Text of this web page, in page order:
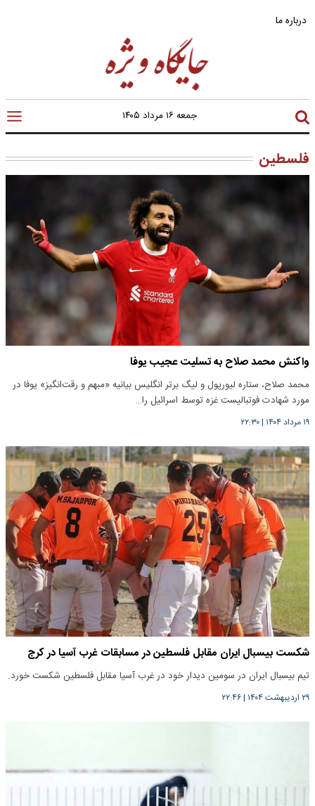
درباره ما
جمعه ۱۶ مرداد ۱۴۰۵
فلسطین
واکنش محمد صلاح به تسلیت عجیب یوفا
محمد صلاح، ستاره لیورپول و لیگ برتر انگلیس بیانیه «مبهم و رقت‌انگیز» یوفا در
مورد شهادت فوتبالیست غزه توسط اسرائیل را…
۱۹ مرداد ۱۴۰۴ |۲۲:۳۰
شکست بیسبال ایران مقابل فلسطین در مسابقات غرب آسیا در کرج
تیم ‌بیسبال ایران در سومین دیدار خود در غرب آسیا مقابل فلسطین شکست خورد.
۲۹ اردیبهشت ۱۴۰۴ |۲۲:۴۶